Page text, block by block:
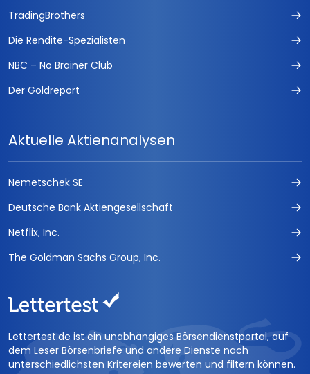
TradingBrothers
Die Rendite-Spezialisten
NBC – No Brainer Club
Der Goldreport
Aktuelle Aktienanalysen
Nemetschek SE
Deutsche Bank Aktiengesellschaft
Netflix, Inc.
The Goldman Sachs Group, Inc.
Lettertest.de ist ein unabhängiges Börsendienstportal, auf
dem Leser Börsenbriefe und andere Dienste nach
unterschiedlichsten Kritereien bewerten und filtern können.